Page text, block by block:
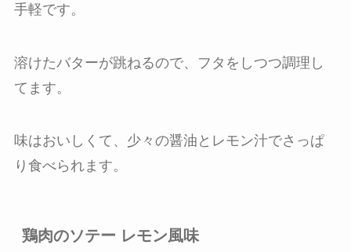
手軽です。
溶けたバターが跳ねるので、フタをしつつ調理し
てます。
味はおいしくて、少々の醤油とレモン汁でさっぱ
り食べられます。
鶏肉のソテー レモン風味